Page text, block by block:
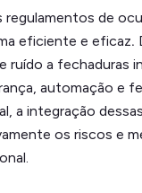
regulamentos de
eficiente e eficaz.
ruído a fechaduras
automação e
a integração
os riscos e